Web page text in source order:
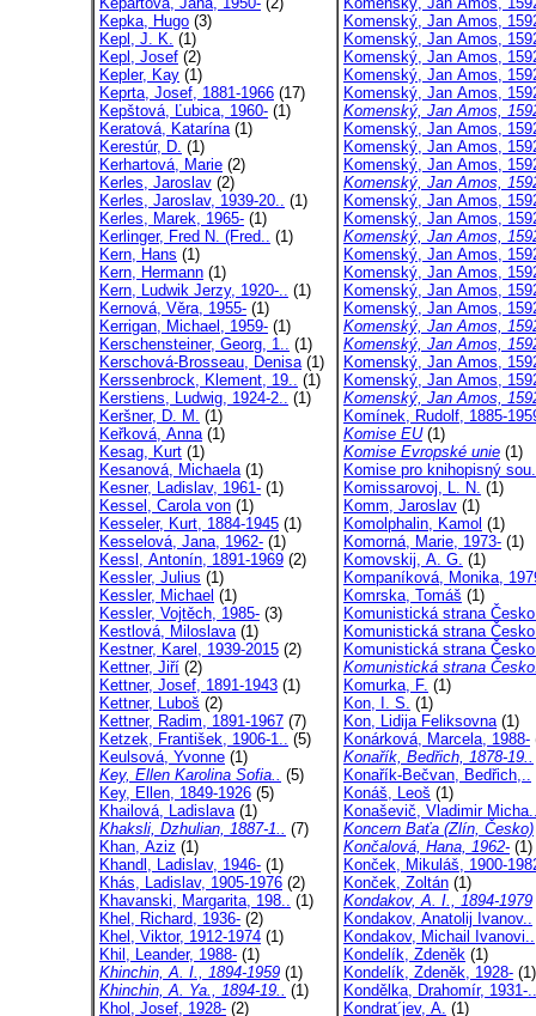
Kepka, Hugo (3)
Kepl, J. K. (1)
Kepl, Josef (2)
Kepler, Kay (1)
Keprta, Josef, 1881-1966 (17)
Kepštová, Ľubica, 1960- (1)
Keratová, Katarína(1)
Kerestúr, D. (1)
Kerhartová, Marie (2)
Kerles, Jaroslav (2)
Kerles, Jaroslav, 1939-20.. (1)
Kerles, Marek, 1965- (1)
Kerlinger, Fred N. (Fred.. (1)
Kern, Hans (1)
Kern, Hermann (1)
Kern, Ludwik Jerzy, 1920-.. (1)
Kernová, Věra, 1955- (1)
Kerrigan, Michael, 1959- (1)
Kerschensteiner, Georg, 1.. (1)
Kerschová-Brosseau, Denisa(1)
Kerssenbrock, Klement, 19.. (1)
Kerstiens, Ludwig, 1924-2.. (1)
Keršner, D. M. (1)
Keřková, Anna(1)
Kesag, Kurt (1)
Kesanová, Michaela(1)
Kesner, Ladislav, 1961- (1)
Kessel, Carola von (1)
Kesseler, Kurt, 1884-1945 (1)
Kesselová, Jana, 1962- (1)
Kessl, Antonín, 1891-1969 (2)
Kessler, Julius (1)
Kessler, Michael (1)
Kessler, Vojtěch, 1985- (3)
Kestlová, Miloslava(1)
Kestner, Karel, 1939-2015 (2)
Kettner, Jiří (2)
Kettner, Josef, 1891-1943 (1)
Kettner, Luboš (2)
Kettner, Radim, 1891-1967 (7)
Ketzek, František, 1906-1.. (5)
Keulsová, Yvonne (1)
Key, Ellen Karolina Sofia.. (5)
Key, Ellen, 1849-1926 (5)
Khailová, Ladislava(1)
Khaksli, Dzhulian, 1887-1.. (7)
Khan, Aziz (1)
Khandl, Ladislav, 1946- (1)
Khás, Ladislav, 1905-1976 (2)
Khavanski, Margarita, 198.. (1)
Khel, Richard, 1936- (2)
Khel, Viktor, 1912-1974 (1)
Khil, Leander, 1988- (1)
Khinchin, A. I., 1894-1959 (1)
Khinchin, A. Ya., 1894-19.. (1)
Khol, Josef, 1928- (2)
Komenský, Jan Amos,
Komenský, Jan Amos,
Komenský, Jan Amos,
Komenský, Jan Amos,
Komenský, Jan Amos,
Komenský, Jan Amos,
Komenský, Jan Amos,
Komenský, Jan Amos,
Komenský, Jan Amos,
Komenský, Jan Amos,
Komenský, Jan Amos,
Komenský, Jan Amos,
Komenský, Jan Amos,
Komenský, Jan Amos,
Komenský, Jan Amos,
Komenský, Jan Amos,
Komenský, Jan Amos,
Komenský, Jan Amos,
Komenský, Jan Amos,
Komenský, Jan Amos,
Komenský, Jan Amos,
Komenský, Jan Amos,
Komínek, Rudolf, 1885-
Komise EU(1)
Komise Evropské unie (1)
Komise pro knihopisný
Komissarovoj, L. N. (1)
Komm, Jaroslav (1)
Komolphalin, Kamol (1)
Komorná, Marie, 1973- (1)
Komovskij, A. G. (1)
Kompaníková, Monika,
Komrska, Tomáš (1)
Komunistická strana
Komunistická strana
Komunistická strana
Komunistická strana
Komurka, F. (1)
Kon, I. S. (1)
Kon, Lidija Feliksovna(1)
Konárková, Marcela, 1988-
Konařík, Bedřich, 1878-19..
Konařík-Bečvan, Bedřich,..
Konáš, Leoš (1)
Konaševič, Vladimir
Koncern Baťa (Zlín, Česko)
Končalová, Hana, 1962- (1)
Konček, Mikuláš, 1900-
Konček, Zoltán (1)
Kondakov, A. I., 1894-1979
Kondakov, Anatolij Ivanov..
Kondakov, Michail Ivanovi..
Kondelík, Zdeněk (1)
Kondelík, Zdeněk, 1928- (1)
Kondělka, Drahomír, 1931-..
Kondrat´jev, A. (1)